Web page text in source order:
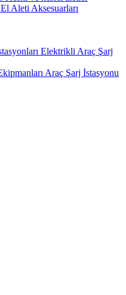
El Aleti Aksesuarları
Elektrikli Araç Şarj
Araç Şarj İstasyonu